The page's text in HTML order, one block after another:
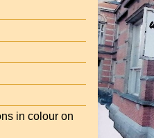
in colour on